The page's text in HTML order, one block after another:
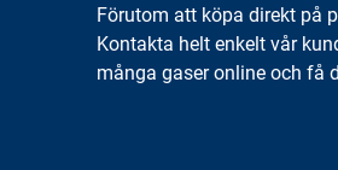
Förutom att köpa direkt på
Kontakta helt enkelt vår
många gaser online och få